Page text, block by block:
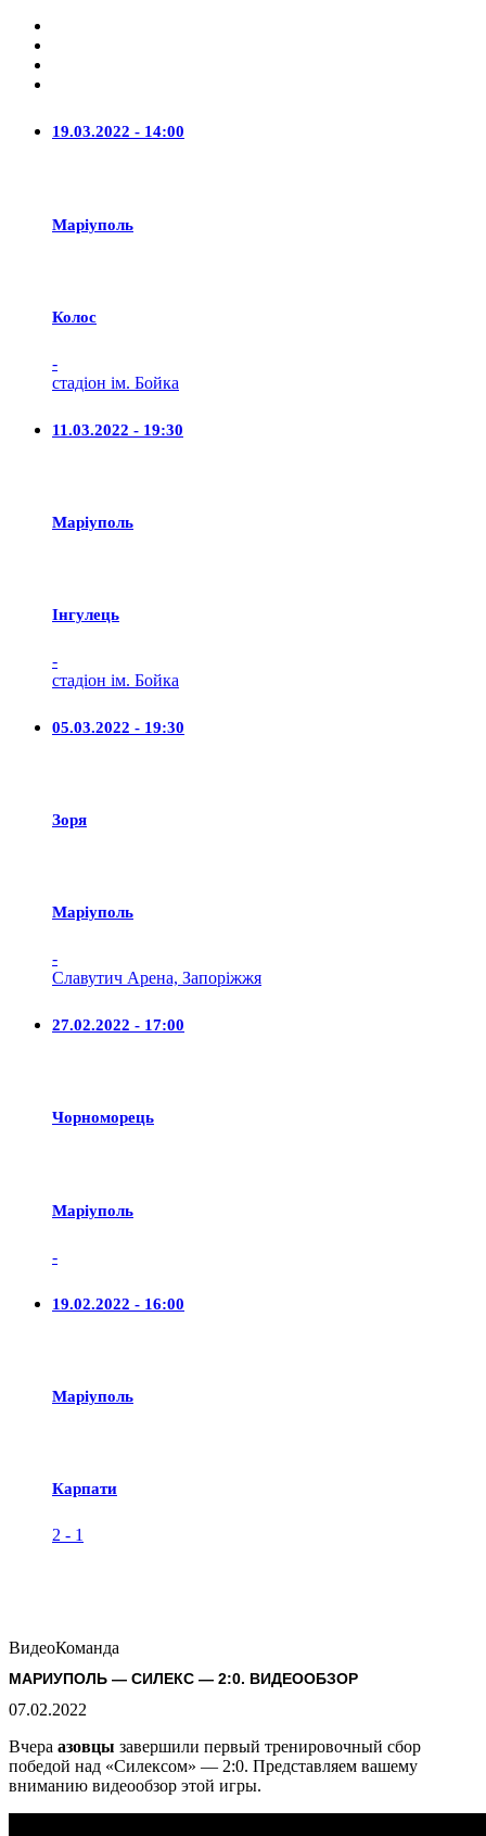
19.03.2022 - 14:00
Маріуполь
Колос
-
стадіон ім. Бойка
11.03.2022 - 19:30
Маріуполь
Iнгулець
-
стадіон ім. Бойка
05.03.2022 - 19:30
Зоря
Маріуполь
-
Славутич Арена, Запоріжжя
27.02.2022 - 17:00
Чорноморець
Маріуполь
-
19.02.2022 - 16:00
Маріуполь
Карпати
2 - 1
ВидеоКоманда
МАРИУПОЛЬ — СИЛЕКС — 2:0. ВИДЕООБЗОР
07.02.2022
Вчера азовцы завершили первый тренировочный сбор
победой над «Силексом» — 2:0. Представляем вашему
вниманию видеообзор этой игры.